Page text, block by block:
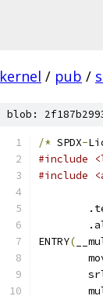
kernel / pub /
blob:
/* SPDX-
#include
#include
ENTRY(